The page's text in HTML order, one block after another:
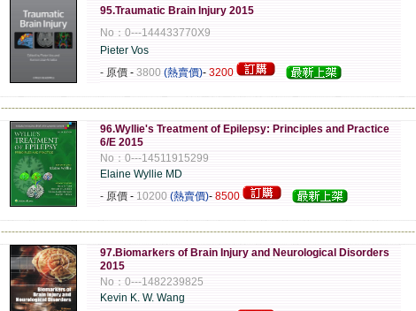
95.Traumatic Brain Injury 2015
No：0---144433770X9
Pieter Vos
- 原價 - 3800 (熱賣價)- 3200
---------------------------------------------------------------------------------------------------------------------
96.Wyllie's Treatment of Epilepsy: Principles and Practice
6/E 2015
No：0---14511915299
Elaine Wyllie MD
- 原價 - 10200 (熱賣價)- 8500
---------------------------------------------------------------------------------------------------------------------
97.Biomarkers of Brain Injury and Neurological Disorders
2015
No：0---1482239825
Kevin K. W. Wang